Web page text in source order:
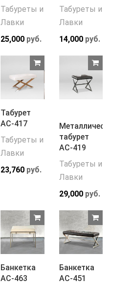
Табуреты и
Лавки
25,000 руб.
Табуреты и
Лавки
14,000руб.
Табурет
АС-417
Табуреты и
Лавки
23,760 руб.
Металлический
табурет
АС-419
Табуреты и
Лавки
29,000руб.
Банкетка
АС-463
Банкетка
АС-451